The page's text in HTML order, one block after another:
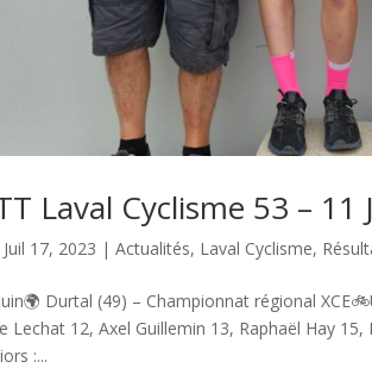
Laval Cyclisme 53 –
Juil 17, 2023 |Actualités, Laval Cyclisme,
Durtal (49) – Championnat régional
Lechat 12, Axel Guillemin 13, Raphaël Hay
:...